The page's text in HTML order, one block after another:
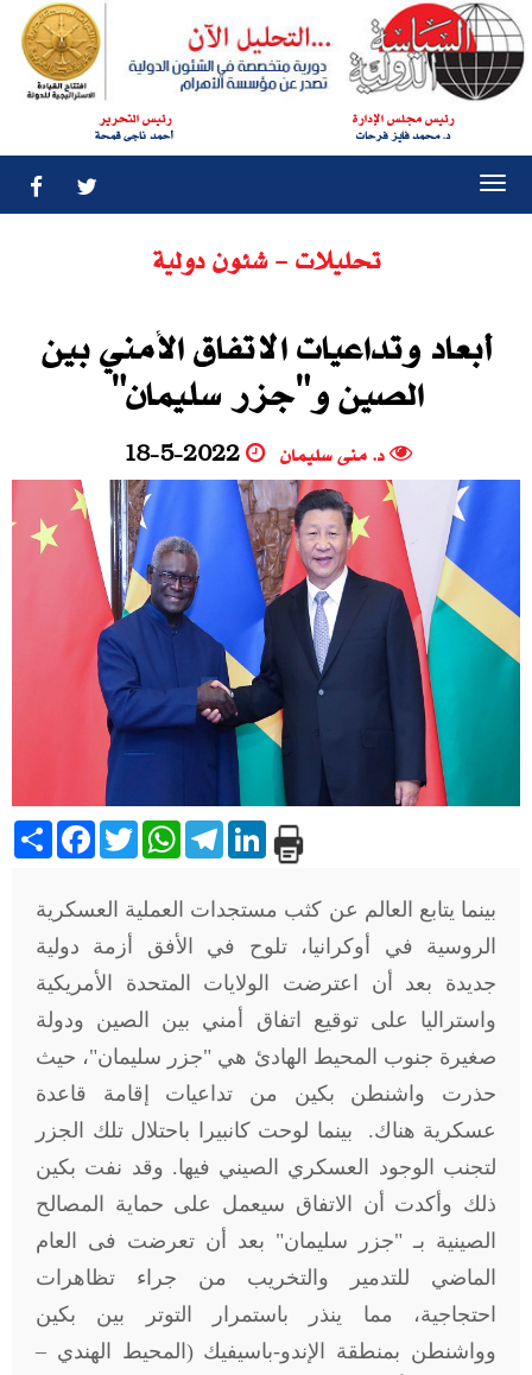
رئيس مجلس الإدارة
د. محمد فايز فرحات
رئيس التحرير
أحمد ناجى قمحة
تحليلات - شئون دولية
أبعاد وتداعيات الاتفاق الأمني بين
الصين و"جزر سليمان"
د. منى سليمان 18-5-2022
Share Facebook
TwitterWhatsAppTelegramLinkedIn
بينما يتابع العالم عن كثب مستجدات العملية العسكرية
الروسية في أوكرانيا، تلوح في الأفق أزمة دولية
جديدة بعد أن اعترضت الولايات المتحدة الأمريكية
واستراليا على توقيع اتفاق أمني بين الصين ودولة
صغيرة جنوب المحيط الهادئ هي "جزر سليمان"، حيث
حذرت واشنطن بكين من تداعيات إقامة قاعدة
عسكرية هناك. بينما لوحت كانبيرا باحتلال تلك الجزر
لتجنب الوجود العسكري الصيني فيها. وقد نفت بكين
ذلك وأكدت أن الاتفاق سيعمل على حماية المصالح
الصينية بـ "جزر سليمان" بعد أن تعرضت فى العام
الماضي للتدمير والتخريب من جراء تظاهرات
احتجاجية، مما ينذر باستمرار التوتر بين بكين
وواشنطن بمنطقة الإندو-باسيفيك (المحيط الهندي –